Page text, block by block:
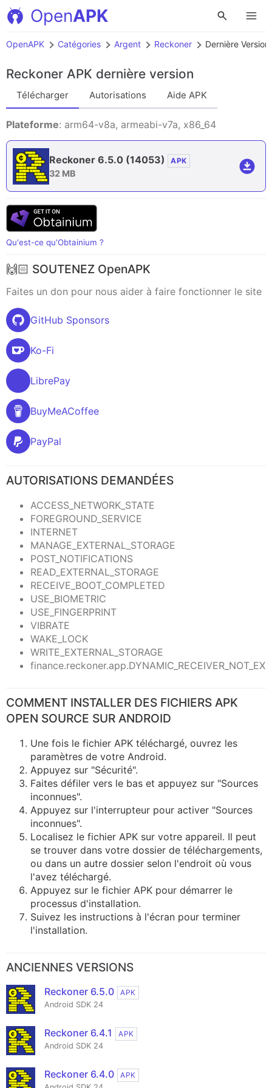
OpenAPK
OpenAPK Catégories Argent Reckoner Dernière Version
Reckoner APK dernière version
Télécharger Autorisations Aide APK
Plateforme: arm64-v8a, armeabi-v7a, x86_64
Reckoner 6.5.0 (14053) APK
32 MB
Qu'est-ce qu'Obtainium ?
🙌🏻 SOUTENEZ OpenAPK
Faites un don pour nous aider à faire fonctionner le site
GitHub Sponsors
Ko-Fi
LibrePay
BuyMeACoffee
PayPal
AUTORISATIONS DEMANDÉES
ACCESS_NETWORK_STATE
FOREGROUND_SERVICE
INTERNET
MANAGE_EXTERNAL_STORAGE
POST_NOTIFICATIONS
READ_EXTERNAL_STORAGE
RECEIVE_BOOT_COMPLETED
USE_BIOMETRIC
USE_FINGERPRINT
VIBRATE
WAKE_LOCK
WRITE_EXTERNAL_STORAGE
COMMENT INSTALLER DES FICHIERS APK
OPEN SOURCE SUR ANDROID
Une fois le fichier APK téléchargé, ouvrez les
paramètres de votre Android.
Appuyez sur "Sécurité".
Faites défiler vers le bas et appuyez sur "Sources
inconnues".
Appuyez sur l'interrupteur pour activer "Sources
inconnues".
Localisez le fichier APK sur votre appareil. Il peut
se trouver dans votre dossier de téléchargements,
ou dans un autre dossier selon l'endroit où vous
l'avez téléchargé.
Appuyez sur le fichier APK pour démarrer le
processus d'installation.
Suivez les instructions à l'écran pour terminer
l'installation.
ANCIENNES VERSIONS
Reckoner 6.5.0
APK
Android SDK 24
Reckoner 6.4.1
APK
Android SDK 24
Reckoner 6.4.0
APK